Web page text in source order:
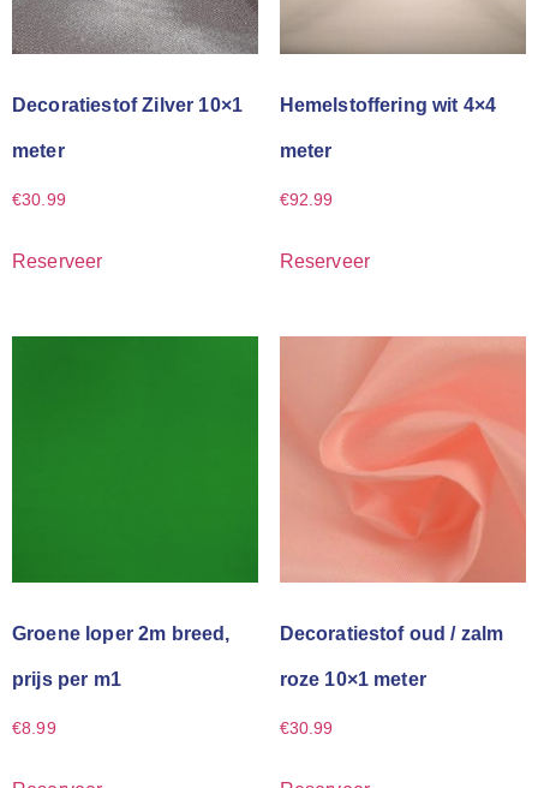
Decoratiestof Zilver 10×1
meter
€30.99
Reserveer
Hemelstoffering wit 4×4
meter
€92.99
Reserveer
Groene loper 2m breed,
prijs per m1
€8.99
Decoratiestof oud / zalm
roze 10×1 meter
€30.99